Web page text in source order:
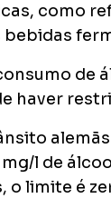
como
bebidas
de
haver
l de
o limite é